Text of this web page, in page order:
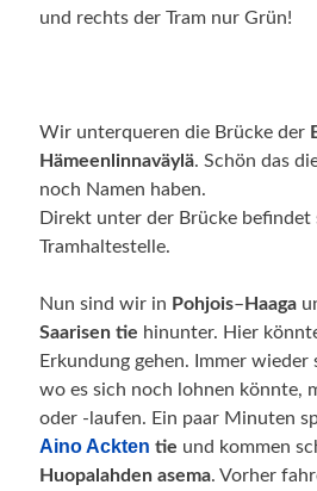
und rechts der Tram nur Grün!
Wir unterqueren die Brücke der
Hämeenlinnaväylä. Schön das
noch Namen haben.
Direkt unter der Brücke befindet
Tramhaltestelle.
Nun sind wir in Pohjois– Haaga
Saarisen tie hinunter. Hier
Erkundung gehen. Immer wieder
wo es sich noch lohnen könnte,
oder -laufen. Ein paar Minuten
Aino Ackten tie und kommen
Huopalahden asema. Vorher